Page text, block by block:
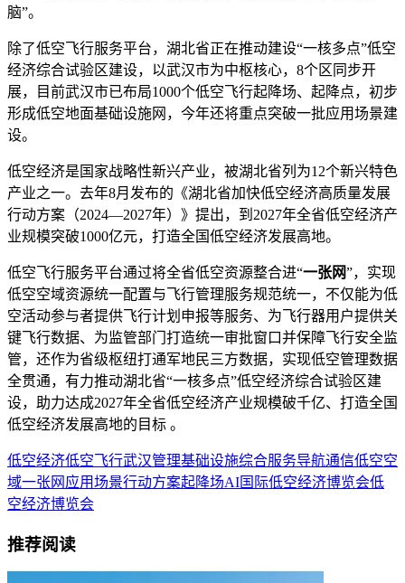
脑”。
除了低空飞行服务平台，湖北省正在推动建设“一核多点”低空
经济综合试验区建设，以武汉市为中枢核心，8个区同步开
展，目前武汉市已布局1000个低空飞行起降场、起降点，初步
形成低空地面基础设施网，今年还将重点突破一批应用场景建
设。
低空经济是国家战略性新兴产业，被湖北省列为12个新兴特色
产业之一。去年8月发布的《湖北省加快低空经济高质量发展
行动方案（2024—2027年）》提出，到2027年全省低空经济产
业规模突破1000亿元，打造全国低空经济发展高地。
低空飞行服务平台通过将全省低空资源整合进“一张网”，实现
低空空域资源统一配置与飞行管理服务规范统一，不仅能为低
空活动参与者提供飞行计划申报等服务、为飞行器用户提供关
键飞行数据、为监管部门打造统一审批窗口并保障飞行安全监
管，还作为省级枢纽打通军地民三方数据，实现低空管理数据
全贯通，有力推动湖北省“一核多点”低空经济综合试验区建
设，助力达成2027年全省低空经济产业规模破千亿、打造全国
低空经济发展高地的目标 。
低空经济低空飞行武汉管理基础设施综合服务导航通信低空空
域一张网 应用场景行动方案起降场AI国际低空经济博览会低
空经济博览会
推荐阅读